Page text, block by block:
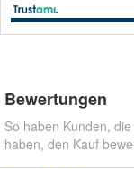
Bewertungen
So haben Kunden,
haben, den Kauf